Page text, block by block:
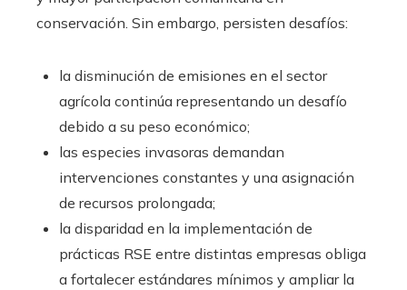
conservación. Sin embargo, persisten desafíos:
la disminución de emisiones en el sector
agrícola continúa representando un desafío
debido a su peso económico;
las especies invasoras demandan
intervenciones constantes y una asignación
de recursos prolongada;
la disparidad en la implementación de
prácticas RSE entre distintas empresas obliga
a fortalecer estándares mínimos y ampliar la